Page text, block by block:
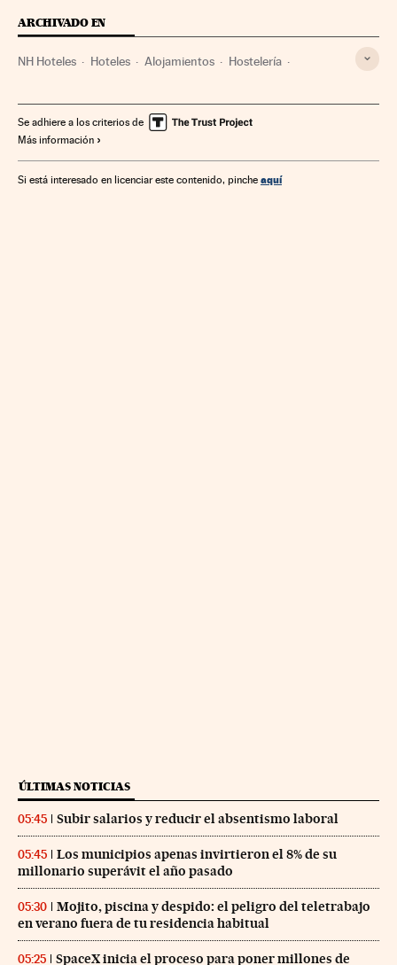
ARCHIVADO EN
NH Hoteles Hoteles Alojamientos Hostelería
Se adhiere a los criterios de
Más información
Si está interesado en licenciar este contenido, pinche aquí
ÚLTIMAS NOTICIAS
05:45 Subir salarios y reducir el absentismo laboral
05:45
Los municipios apenas invirtieron el 8% de su
millonario superávit el año pasado
05:30
Mojito, piscina y despido: el peligro del teletrabajo
en verano fuera de tu residencia habitual
05:25
SpaceX inicia el proceso para poner millones de